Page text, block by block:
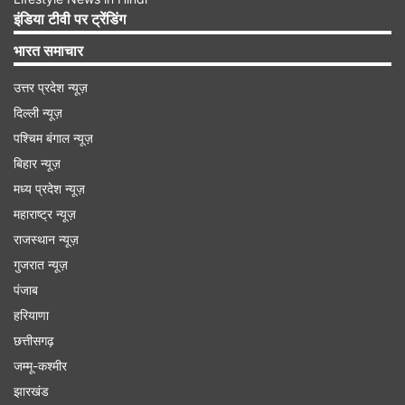
Advertisement
यूजर्स ने दी प्रतिक्रियाएं
सचिन तेंदुलकर का वीडियो देखने के बाद इस पर कई यूजर्स ने
प्रतिक्रियाएं दीं। एक यूजर ने लिखा कि, 'भारत के विनम्र
इंडिया टीवी पर ट्रेंडिंग
भारत समाचार
उत्तर प्रदेश न्यूज़
दिल्ली न्यूज़
पश्चिम बंगाल न्यूज़
बिहार न्यूज़
मध्य प्रदेश न्यूज़
महाराष्ट्र न्यूज़
राजस्थान न्यूज़
गुजरात न्यूज़
पंजाब
हरियाणा
छत्तीसगढ़
जम्मू-कश्मीर
झारखंड